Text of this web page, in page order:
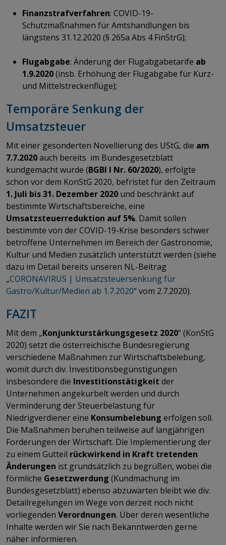
Finanzstrafverfahren: COVID-19-
Schutzmaßnahmen für Amtshandlungen bis
längstens 31.12.2020 (§ 265a Abs 4 FinStrG);
Flugabgabe: Änderung der Flugabgabetarife ab
1.9.2020(insb. Erhöhung der Flugabgabe für Kurz-
und Mittelstreckenflüge);
Temporäre Senkung der
Umsatzsteuer
Mit einer gesonderten Novellierung des UStG, die am
7.7.2020auch bereits im Bundesgesetzblatt
kundgemacht wurde (BGBl I Nr. 60/2020), erfolgte
schon vor dem KonStG 2020, befristet für den Zeitraum
1. Juli bis 31. Dezember 2020 und beschränkt auf
bestimmte Wirtschaftsbereiche, eine
Umsatzsteuerreduktion auf 5%. Damit sollen
bestimmte von der COVID-19-Krise besonders schwer
betroffene Unternehmen im Bereich der Gastronomie,
Kultur und Medien zusätzlich unterstützt werden (siehe
dazu im Detail bereits unseren NL-Beitrag
„CORONAVIRUS | Umsatzsteuersenkung für
Gastro/Kultur/Medien ab 1.7.2020“ vom 2.7.2020).
FAZIT
Mit dem „Konjunkturstärkungsgesetz 2020“ (KonStG
2020) setzt die österreichische Bundesregierung
verschiedene Maßnahmen zur Wirtschaftsbelebung,
womit durch div. Investitionsbegünstigungen
insbesondere die Investitionstätigkeit der
Unternehmen angekurbelt werden und durch
Verminderung der Steuerbelastung für
Niedrigverdiener eine Konsumbelebung erfolgen soll.
Die Maßnahmen beruhen teilweise auf langjährigen
Forderungen der Wirtschaft. Die Implementierung der
zu einem Gutteil rückwirkend in Kraft tretenden
Änderungen ist grundsätzlich zu begrüßen, wobei die
förmliche Gesetzwerdung (Kundmachung im
Bundesgesetzblatt) ebenso abzuwarten bleibt wie div.
Detailregelungen im Wege von derzeit noch nicht
vorliegenden Verordnungen. Über deren wesentliche
Inhalte werden wir Sie nach Bekanntwerden gerne
näher informieren.